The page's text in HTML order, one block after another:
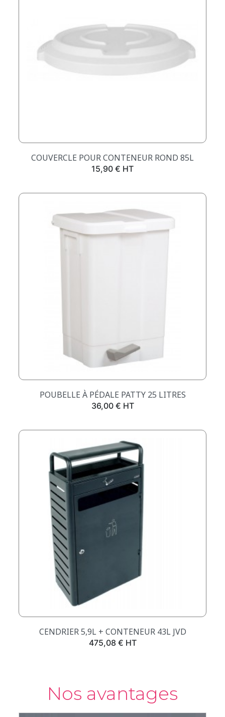
COUVERCLE POUR CONTENEUR ROND 85L
Prix
15,90 € HT
POUBELLE À PÉDALE PATTY 25 LITRES
Prix
36,00 € HT
CENDRIER 5,9L + CONTENEUR 43L JVD
Prix
475,08 € HT
Nos avantages